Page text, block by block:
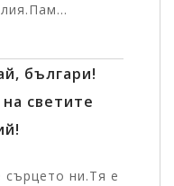
българи!
светите
ни.Тя е